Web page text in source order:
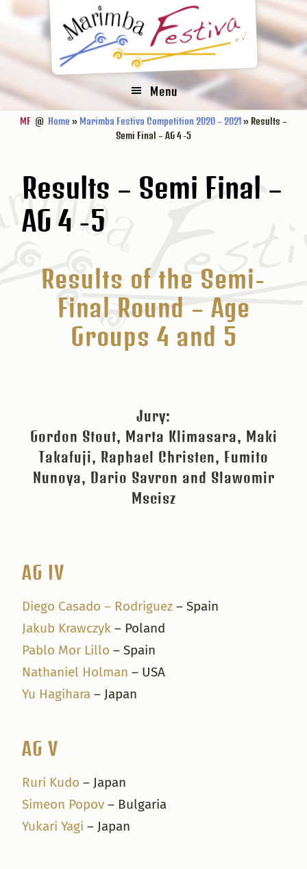
Hauptnavigation
Menu
MF @ Home »Marimba Festiva Competition 2020 – 2021» Results –
Semi Final – AG 4 -5
Results – Semi Final –
AG 4 -5
Results of the Semi-
Final Round – Age
Groups 4 and 5
Jury:
Gordon Stout, Marta Klimasara, Maki
Takafuji, Raphael Christen, Fumito
Nunoya, Dario Savron and Slawomir
Mscisz
AG IV
Diego Casado – Rodriguez – Spain
Jakub Krawczyk – Poland
Pablo Mor Lillo – Spain
Nathaniel Holman – USA
Yu Hagihara– Japan
AG V
Ruri Kudo – Japan
Simeon Popov – Bulgaria
Yukari Yagi – Japan